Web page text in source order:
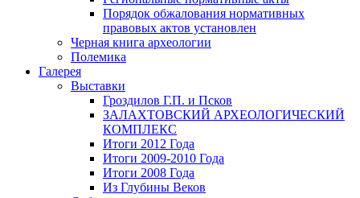
Порядок обжалования нормативных
правовых актов установлен
Черная книга археологии
Полемика
Галерея
Выставки
Гроздилов Г.П. и Псков
ЗАЛАХТОВСКИЙ АРХЕОЛОГИЧЕСКИЙ
КОМПЛЕКС
Итоги 2012 Года
Итоги 2009-2010 Года
Итоги 2008 Года
Из Глубины Веков